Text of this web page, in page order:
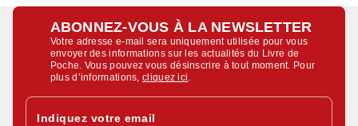
ABONNEZ-VOUS À LA NEWSLETTER
Votre adresse e-mail sera uniquement utilisée pour vous
envoyer des informations sur les actualités du Livre de
Poche. Vous pouvez vous désinscrire à tout moment. Pour
plus d’informations,cliquez ici
Indiquez votre email